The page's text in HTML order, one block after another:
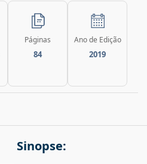
Páginas
84
Ano de Edição
2019
Sinopse: